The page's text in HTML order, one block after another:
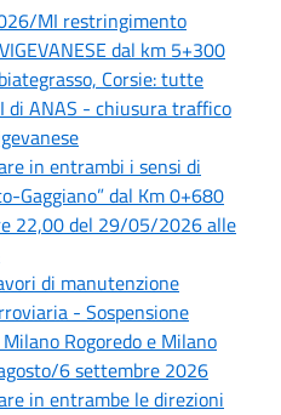
MI restringimento
dal km 5+300
Corsie: tutte
ANAS - chiusura traffico
in entrambi i sensi di
Gaggiano” dal Km 0+680
22,00 del 29/05/2026 alle
di manutenzione
- Sospensione
Rogoredo e Milano
6 settembre 2026
in entrambe le direzioni